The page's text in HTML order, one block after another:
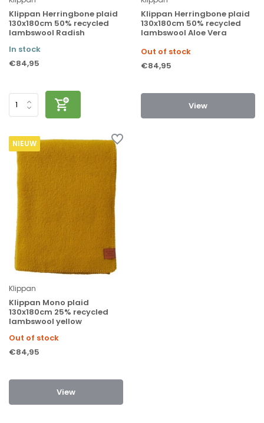
Klippan Herringbone plaid
130x180cm 50% recycled
lambswool Radish
In stock
€84,95
Klippan Herringbone plaid
130x180cm 50% recycled
lambswool Aloe Vera
Out of stock
€84,95
View
NIEUW
Klippan
Klippan Mono plaid
130x180cm 25% recycled
lambswool yellow
Out of stock
€84,95
View